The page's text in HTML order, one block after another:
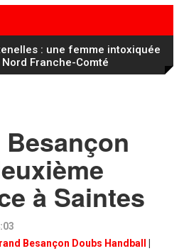
: Vincent Hognon lucide
« taillé pour la
à Saintes
Besançon Doubs Handball